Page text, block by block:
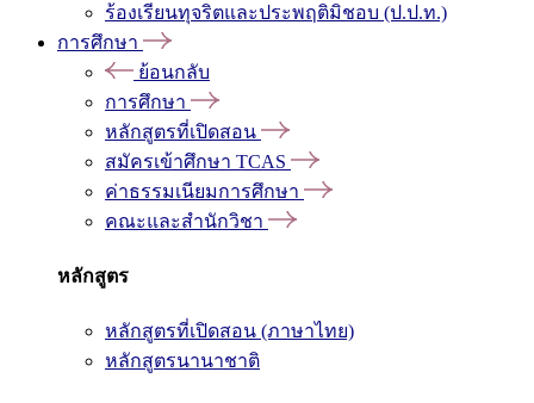
ร้องเรียนทุจริตและประพฤติมิชอบ (ป.ป.ท.)
การศึกษา
ย้อนกลับ
การศึกษา
หลักสูตรที่เปิดสอน
สมัครเข้าศึกษา TCAS
ค่าธรรมเนียมการศึกษา
คณะและสำนักวิชา
หลักสูตร
หลักสูตรที่เปิดสอน (ภาษาไทย)
หลักสูตรนานาชาติ